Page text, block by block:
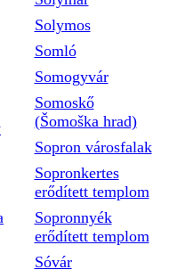
Solymos
Somló
Somogyvár
Somoskő
(Šomoška hrad)
Sopron városfalak
Sopronkertes
erődített templom
Sopronnyék
erődített templom
Sóvár